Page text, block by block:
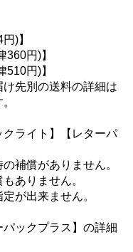
)】
円)】
円)】
先別の送料の詳細は
クライト】【レターパ
補償がありません。
ありません。
が出来ません。
パックプラス】の詳細